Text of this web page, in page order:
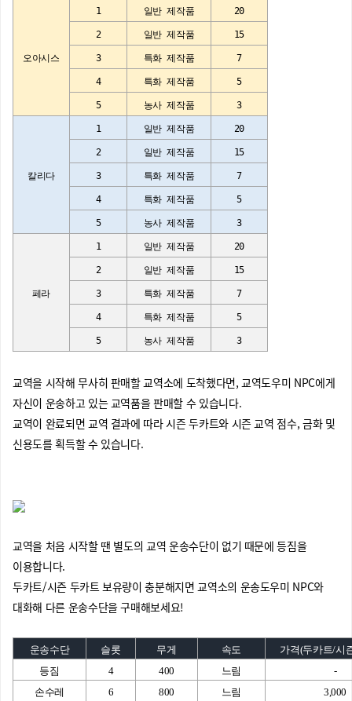
오아시스
1 일반 제작품 20
2 일반 제작품 15
3 특화 제작품 7
4 특화 제작품 5
5 농사 제작품 3
칼리다
1 일반 제작품 20
2 일반 제작품 15
3 특화 제작품 7
4 특화 제작품 5
5 농사 제작품 3
페라
1 일반 제작품 20
2 일반 제작품 15
3 특화 제작품 7
4 특화 제작품 5
5 농사 제작품 3
교역을 시작해 무사히 판매할 교역소에 도착했다면, 교역도우미 NPC에게
자신이 운송하고 있는 교역품을 판매할 수 있습니다.
교역이 완료되면 교역 결과에 따라 시즌 두카트와 시즌 교역 점수, 금화 및
신용도를 획득할 수 있습니다.
교역을 처음 시작할 땐 별도의 교역 운송수단이 없기 때문에 등짐을
이용합니다.
두카트/시즌 두카트 보유량이 충분해지면 교역소의 운송도우미 NPC와
대화해 다른 운송수단을 구매해보세요!
운송수단 슬롯 무게 속도
가격(두카트/시
등짐
4 400 느림
-
손수레
6 800 느림
3,000